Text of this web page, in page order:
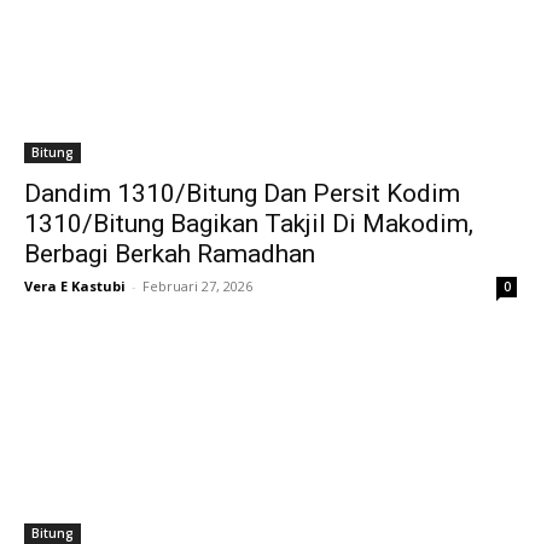
Bitung
Dandim 1310/Bitung Dan Persit Kodim
1310/Bitung Bagikan Takjil Di Makodim,
Berbagi Berkah Ramadhan
Vera E Kastubi - Februari 27, 2026 0
Bitung